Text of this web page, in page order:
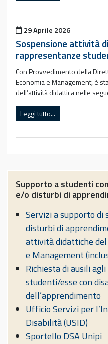
Pubblicato il
29 Aprile 2026
Sospensione attività
rappresentanze
Con Provvedimento della
Economia e Management, è
dell’attività didattica nelle
Leggi tutto...
Supporto a studenti
e/o disturbi di
Servizi a supporto di
disturbi di
attività didattiche
e Management
Richiesta di ausili
studenti/esse con
dell’apprendimento
Ufficio Servizi per
Disabilità (USID)
Sportello DSA Unipi